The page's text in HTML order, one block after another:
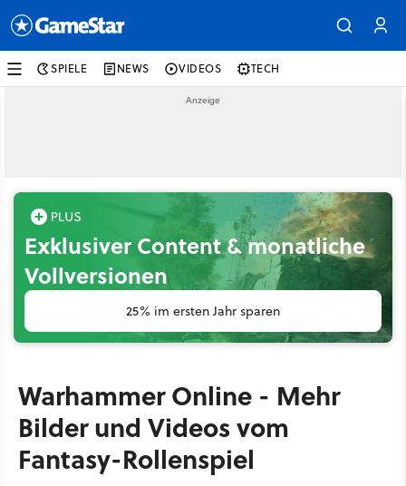
SPIELE NEWS VIDEOS TECH
Exklusiver Content & monatliche
Vollversionen
25% im ersten Jahr sparen
Warhammer Online - Mehr
Bilder und Videos vom
Fantasy-Rollenspiel